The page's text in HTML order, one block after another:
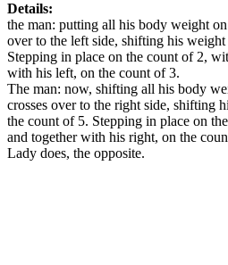
Details:
the man: putting all his body weight
over to the left side, shifting his
Stepping in place on the count of 2,
with his left, on the count of 3.
The man: now, shifting all his body
crosses over to the right side, shifting
the count of 5. Stepping in place on
and together with his right, on the
Lady does, the opposite.